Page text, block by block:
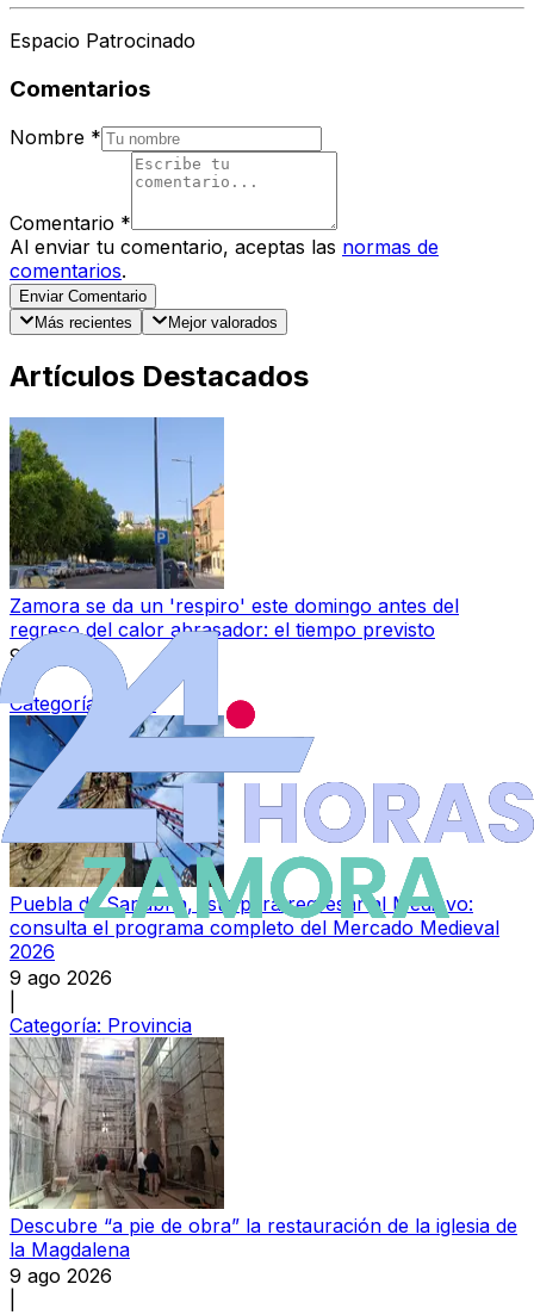
Espacio Patrocinado
Comentarios
Nombre *
Comentario *
Al enviar tu comentario, aceptas las normas de
comentarios.
Enviar Comentario
Más recientes
Mejor valorados
Artículos Destacados
Zamora se da un 'respiro' este domingo antes del
regreso del calor abrasador: el tiempo previsto
9 ago 2026
Categoría:
Local
Puebla de Sanabria, lista para regresar al Medievo:
consulta el programa completo del Mercado Medieval
2026
9 ago 2026
Categoría: Provincia
Descubre “a pie de obra” la restauración de la iglesia de
la Magdalena
9 ago 2026